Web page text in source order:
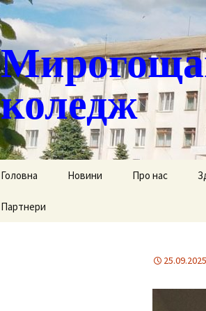
коледж
Головна Новини Про нас
Партнери
25.09.2025